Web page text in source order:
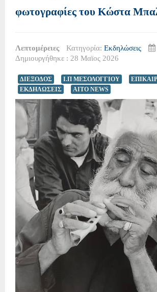
φωτογραφίες του Κώστα
Λεπτομέρειες Κατηγορία: Εκδηλώσεις
Δημιουργήθηκε : 28 Μαϊος 2026
ΔΙΕΞΟΔΟΣ Ι.Π ΜΕΣΟΛΟΓΓΙΟΥ
ΕΚΔΗΛΩΣΕΙΣ
AITO NEWS